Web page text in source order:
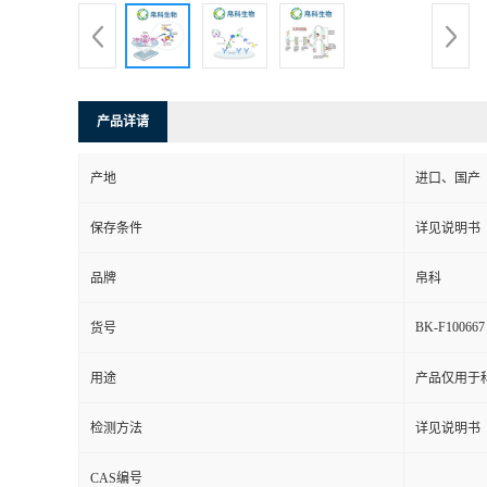
产品详请
产地 进口、国产
保存条件 详见说明书
品牌 帛科
货号 BK-F100667
用途 产品仅用于
检测方法 详见说明书
CAS编号